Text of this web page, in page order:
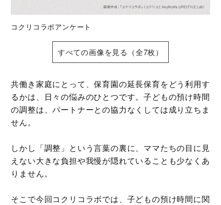
コクリコラボアンケート
すべての画像を見る（全7枚）
共働き家庭にとって、保育園の延長保育をどう利用す
るかは、日々の悩みのひとつです。子どもの預け時間
の調整は、パートナーとの協力なくしては成り立ちま
せん。
しかし「調整」という言葉の裏に、ママたちの目に見
えない大きな負担や我慢が隠れていることも少なくあ
りません。
そこで今回コクリコラボでは、子どもの預け時間に関